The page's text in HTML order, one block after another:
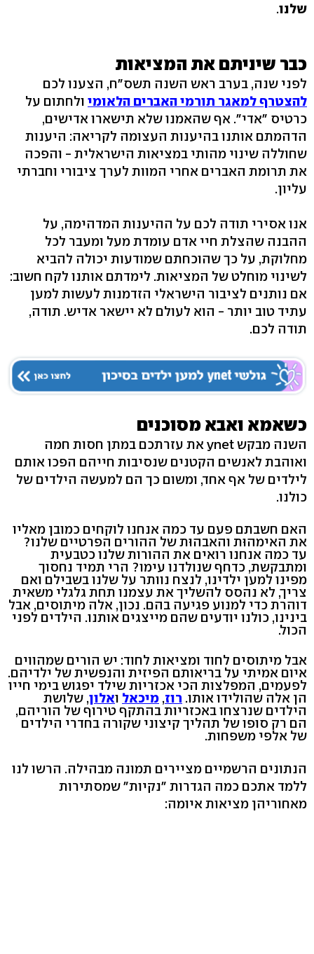
שלנו.
כבר שיניתם את המציאות
לפני שנה, בערב ראש השנה תשס"ח, הצענו לכם
להצטרף למאגר תורמי האברים הלאומי ולחתום על
כרטיס "אדי". אף שהאמנו שלא תישארו אדישים,
הדהמתם אותנו בהיענות העצומה לקריאה: היענות
שחוללה שינוי מהותי במציאות הישראלית - והפכה
את תרומת האברים אחרי המוות לערך ציבורי וחברתי
עליון.
אנו אסירי תודה לכם על ההיענות המדהימה, על
ההבנה שהצלת חיי אדם עומדת מעל ומעבר לכל
מחלוקת, על כך שהוכחתם שמודעות יכולה להביא
לשינוי מוחלט של המציאות. לימדתם אותנו לקח חשוב:
אם נותנים לציבור הישראלי הזדמנות לעשות למען
עתיד טוב יותר - הוא לעולם לא יישאר אדיש. תודה,
תודה לכם.
כשאמא ואבא מסוכנים
השנה מבקש ynet את עזרתכם במתן חסות חמה
ואוהבת לאנשים הקטנים שנסיבות חייהם הפכו אותם
לילדים של אף אחד, ומשום כך הם למעשה הילדים של
כולנו.
האם חשבתם פעם עד כמה אנחנו לוקחים כמובן מאליו
את האימהוּת והאבהוּת של ההורים הפרטיים שלנו?
עד כמה אנחנו רואים את ההורות שלנו כטבעית
ומתבקשת, כדחף שנולדנו עימו? הרי תמיד נחסוך
מפינו למען ילדינו, לנצח נוותר על שלנו בשבילם ואם
צריך, לא נהסס להשליך את עצמנו תחת גלגלי משאית
דוהרת כדי למנוע פגיעה בהם. נכון, אלה מיתוסים, אבל
בינינו, כולנו יודעים שהם מייצגים אותנו. הילדים לפני
הכול.
אבל מיתוסים לחוד ומציאות לחוד: יש הורים שמהווים
איום אמיתי על בריאותם הפיזית והנפשית של ילדיהם.
לפעמים, המפלצות הכי אכזריות שילד יפגוש בימי חייו
הן אלה שהולידו אותו. רוז, מיכאל ואלון, שלושת
הילדים שנרצחו באכזריות בהתקף טירוף של הוריהם,
הם רק סופו של תהליך קיצוני שקורה בחדרי הילדים
של אלפי משפחות.
הנתונים הרשמיים מציירים תמונה מבהילה. הרשו לנו
ללמד אתכם כמה הגדרות "נקיות" שמסתירות
מאחוריהן מציאות איומה: